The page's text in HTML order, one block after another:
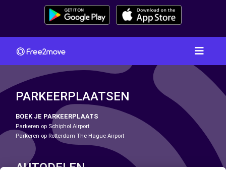
PARKEERPLAATSEN
BOEK JE PARKEERPLAATS
Parkeren op Schiphol Airport
Parkeren op Rotterdam The Hague Airport